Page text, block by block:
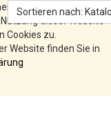
den bestmöglichen
dieser Website
Cookies zu.
Website finden Sie in
Sortieren nach: